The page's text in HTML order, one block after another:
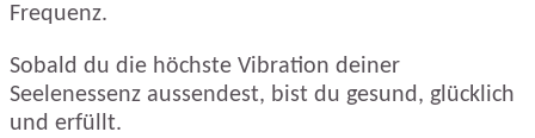
Frequenz.
Sobald du die höchste Vibration deiner
Seelenessenz aussendest, bist du gesund, glücklich
und erfüllt.